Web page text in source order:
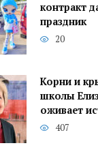
контракт
праздник
20
Корни и
школы
оживает
407